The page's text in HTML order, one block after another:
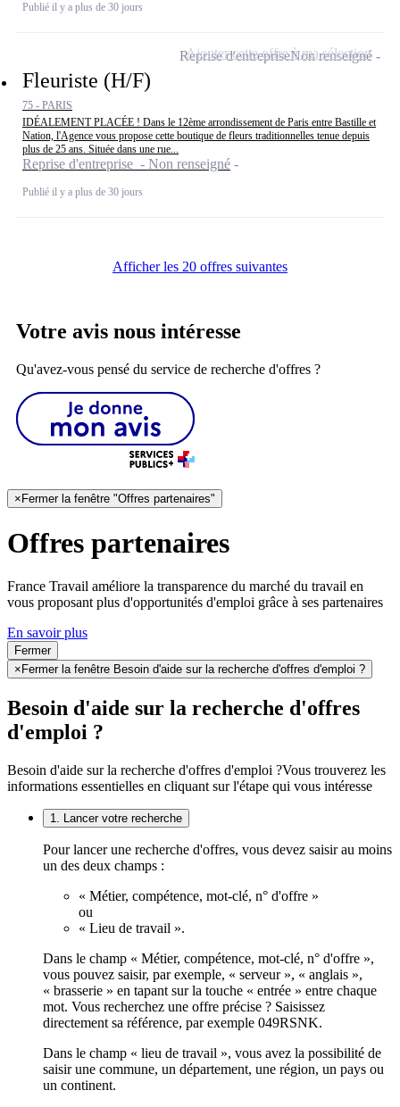
Publié il y a plus de 30 jours
Fleuriste (H/F)
75 - PARIS
IDÉALEMENT PLACÉE ! Dans le 12ème arrondissement de Paris entre Bastille et
Nation, l'Agence vous propose cette boutique de fleurs traditionnelles tenue depuis
plus de 25 ans. Située dans une rue...
Reprise d'entreprise - Non renseigné
Publié il y a plus de 30 jours
Reprise d'entrepriseNon renseigné
Ajouter cette offre à ma sélection
Afficher les 20 offres suivantes
Votre avis nous intéresse
Qu'avez-vous pensé du service de recherche d'offres ?
×Fermer la fenêtre "Offres partenaires"
Offres partenaires
France Travail améliore la transparence du marché du travail en
vous proposant plus d'opportunités d'emploi grâce à ses partenaires
En savoir plus
Fermer
× Fermer la fenêtre Besoin d'aide sur la recherche d'offres d'emploi ?
Besoin d'aide sur la recherche d'offres
d'emploi ?
Besoin d'aide sur la recherche d'offres d'emploi ?Vous trouverez les
informations essentielles en cliquant sur l'étape qui vous intéresse
1. Lancer votre recherche
Pour lancer une recherche d'offres, vous devez saisir au moins
un des deux champs :
« Métier, compétence, mot-clé, n° d'offre »
ou
« Lieu de travail ».
Dans le champ « Métier, compétence, mot-clé, n° d'offre »,
vous pouvez saisir, par exemple, « serveur », « anglais »,
« brasserie » en tapant sur la touche « entrée » entre chaque
mot. Vous recherchez une offre précise ? Saisissez
directement sa référence, par exemple 049RSNK.
Dans le champ « lieu de travail », vous avez la possibilité de
saisir une commune, un département, une région, un pays ou
un continent.